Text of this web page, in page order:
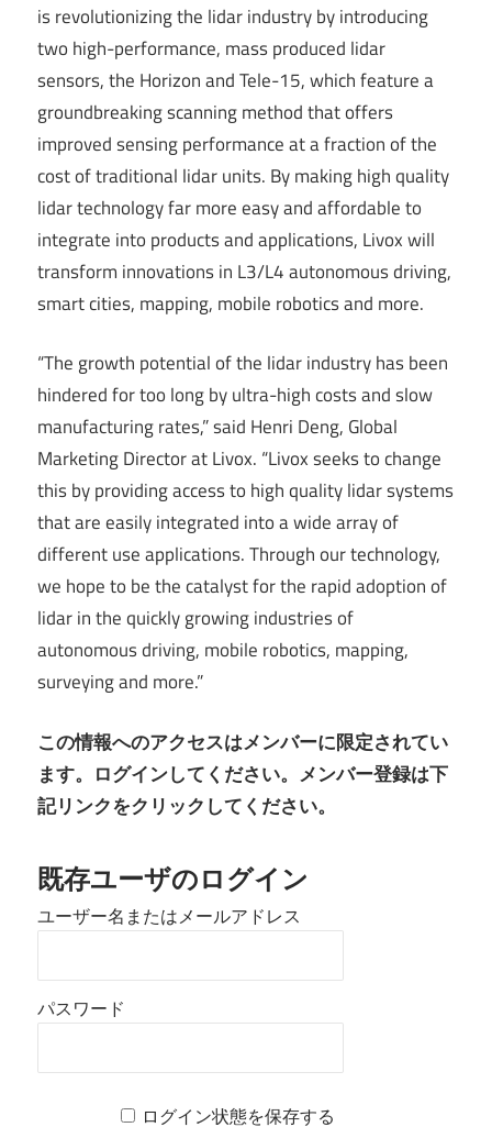
is revolutionizing the lidar industry by introducing
two high-performance, mass produced lidar
sensors, the Horizon and Tele-15, which feature a
groundbreaking scanning method that offers
improved sensing performance at a fraction of the
cost of traditional lidar units. By making high quality
lidar technology far more easy and affordable to
integrate into products and applications, Livox will
transform innovations in L3/L4 autonomous driving,
smart cities, mapping, mobile robotics and more.
“The growth potential of the lidar industry has been
hindered for too long by ultra-high costs and slow
manufacturing rates,” said Henri Deng, Global
Marketing Director at Livox. “Livox seeks to change
this by providing access to high quality lidar systems
that are easily integrated into a wide array of
different use applications. Through our technology,
we hope to be the catalyst for the rapid adoption of
lidar in the quickly growing industries of
autonomous driving, mobile robotics, mapping,
surveying and more.”
この情報へのアクセスはメンバーに限定されてい
ます。ログインしてください。メンバー登録は下
記リンクをクリックしてください。
既存ユーザのログイン
ユーザー名またはメールアドレス
パスワード
ログイン状態を保存する